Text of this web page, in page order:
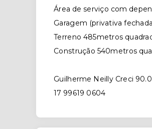
Área de serviço com
Garagem (privativa
Terreno 485metros
Construção 540metros
Guilherme Neilly Creci
17 99619 0604